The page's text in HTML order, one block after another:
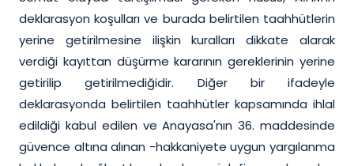
deklarasyon koşulları ve burada belirtilen taahhütlerin
yerine getirilmesine ilişkin kuralları dikkate alarak
verdiği kayıttan düşürme kararının gereklerinin yerine
getirilip getirilmediğidir. Diğer bir ifadeyle
deklarasyonda belirtilen taahhütler kapsamında ihlal
edildiği kabul edilen ve Anayasa'nın 36. maddesinde
güvence altına alınan -hakkaniyete uygun yargılanma